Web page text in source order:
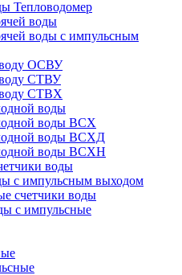
Тепловодомер
воды
воды с импульсным
ОСВУ
СТВУ
СТВХ
воды
воды ВСХ
воды ВСХД
воды ВСХН
воды
с импульсным выходом
счетчики воды
с импульсные